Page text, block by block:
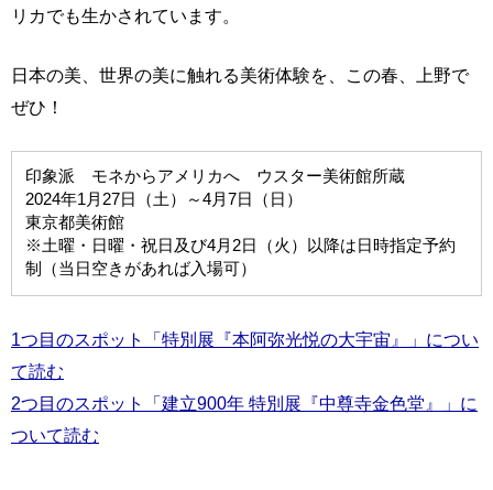
リカでも生かされています。
日本の美、世界の美に触れる美術体験を、この春、上野で
ぜひ！
印象派 モネからアメリカへ ウスター美術館所蔵
2024年1月27日（土）～4月7日（日）
東京都美術館
※土曜・日曜・祝日及び4月2日（火）以降は日時指定予約
制（当日空きがあれば入場可）
1つ目のスポット「特別展『本阿弥光悦の大宇宙』」につい
て読む
2つ目のスポット「建立900年 特別展『中尊寺金色堂』」に
ついて読む